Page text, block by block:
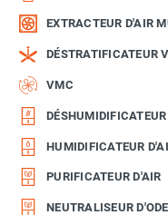
EXTRACTEUR D'AIR
DÉSTRATIFICATEUR
VMC
HUMIDIFICATEUR
PURIFICATEUR D'AIR
NEUTRALISEUR